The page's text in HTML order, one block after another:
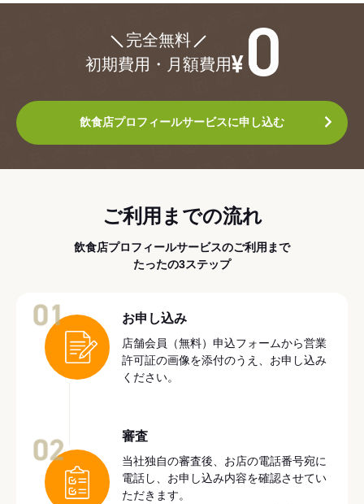
完全無料
初期費用・月額費用
飲食店プロフィールサービスに申し込む
ご利用までの流れ
飲食店プロフィールサービスのご利用まで
たったの3ステップ
お申し込み
店舗会員（無料）申込フォームから営業
許可証の画像を添付のうえ、お申し込み
ください。
審査
当社独自の審査後、お店の電話番号宛に
電話し、お申し込み内容を確認させてい
ただきます。